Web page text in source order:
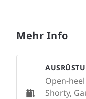
Mehr Info
Open-
Shorty,